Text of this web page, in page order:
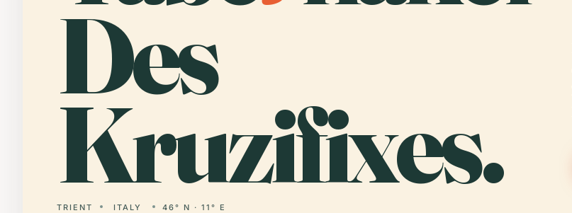
Des
Kruzifixes.
TRIENT ITALY 46° N · 11° E